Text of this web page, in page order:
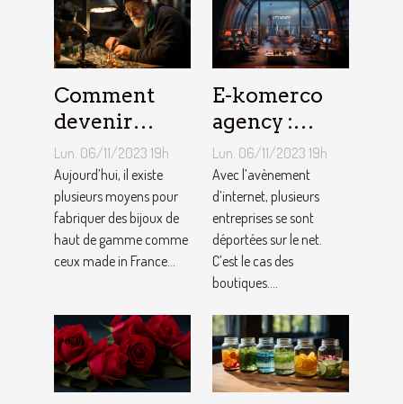
Comment
devenir
bijoutier-
joaillier ?
Lun. 06/11/2023 19h
Aujourd’hui, il existe
plusieurs moyens pour
fabriquer des bijoux de
haut de gamme comme
ceux made in France...
E-komerco
agency :
qu’est-ce que
c’est ?
Lun. 06/11/2023 19h
Avec l’avènement
d’internet, plusieurs
entreprises se sont
déportées sur le net.
C’est le cas des
boutiques....